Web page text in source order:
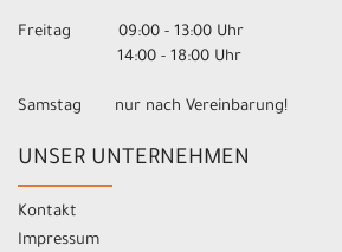
Freitag 09:00 - 13:00 Uhr
14:00 - 18:00 Uhr
Samstag nur nach Vereinbarung!
UNSER UNTERNEHMEN
Kontakt
Impressum